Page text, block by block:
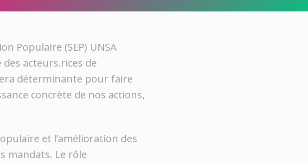
Populaire (SEP) UNSA
acteurs.rices de
déterminante pour faire
concrète de nos actions,
et l’amélioration des
mandats. Le rôle